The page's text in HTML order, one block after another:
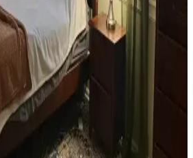
Halıdaki mavi-yeşil alt tonlar ve sıcak
çıkarır, aksesuarlar ise denge oluşturur.
Renk Seçenekleri ve
İçin Rehber
seçimi, mobilya ve dekorasyon uyumu
tonlar, sıcak renkler ve doğal ahşap
sonuçlar elde edilir.
Renk, Dekorasyon ve